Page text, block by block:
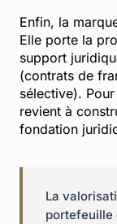
Enfin, la
Elle porte la
support
(contrats de
sélective).
revient à
fondation
La
portefeuille